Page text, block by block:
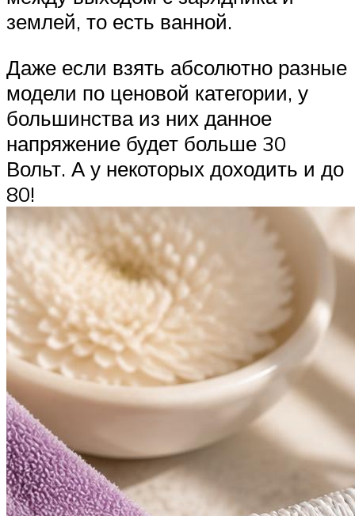
землей, то есть ванной.
Даже если взять абсолютно разные
модели по ценовой категории, у
большинства из них данное
напряжение будет больше 30
Вольт. А у некоторых доходить и до
80!